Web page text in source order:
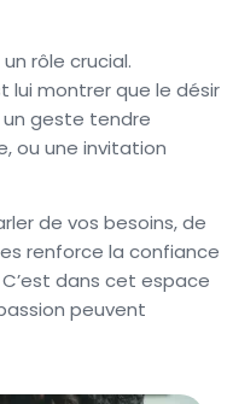
rôle crucial.
lui montrer que le désir
geste tendre
ou une invitation
de vos besoins, de
renforce la confiance
dans cet espace
peuvent